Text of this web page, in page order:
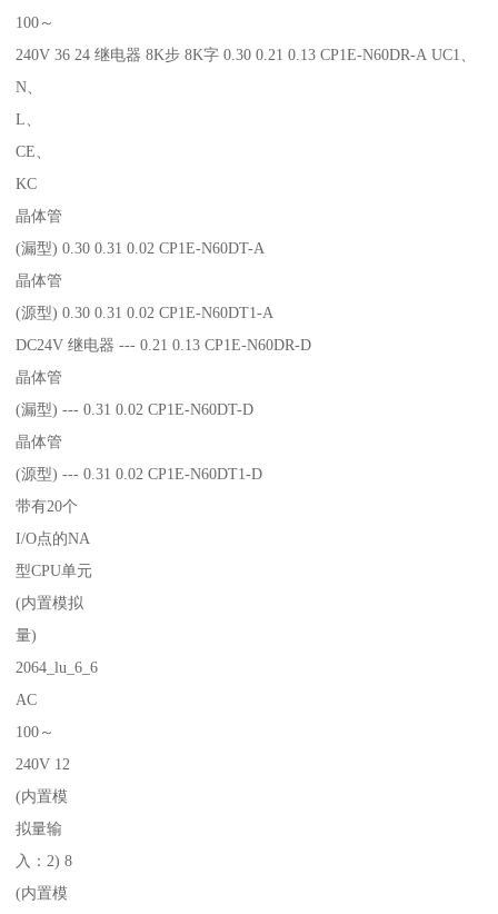
100～
240V 36 24 继电器 8K步 8K字 0.30 0.21 0.13 CP1E-N60DR-A UC1、
N、
L、
CE、
KC
晶体管
(漏型) 0.30 0.31 0.02 CP1E-N60DT-A
晶体管
(源型) 0.30 0.31 0.02 CP1E-N60DT1-A
DC24V 继电器 --- 0.21 0.13 CP1E-N60DR-D
晶体管
(漏型) --- 0.31 0.02 CP1E-N60DT-D
晶体管
(源型) --- 0.31 0.02 CP1E-N60DT1-D
带有20个
I/O点的NA
型CPU单元
(内置模拟
量)
2064_lu_6_6
AC
100～
240V 12
(内置模
拟量输
入：2) 8
(内置模